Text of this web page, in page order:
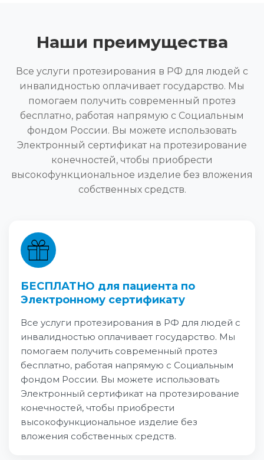
Наши преимущества
Все услуги протезирования в РФ для людей с
инвалидностью оплачивает государство. Мы
помогаем получить современный протез
бесплатно, работая напрямую с Социальным
фондом России. Вы можете использовать
Электронный сертификат на протезирование
конечностей, чтобы приобрести
высокофункциональное изделие без вложения
собственных средств.
БЕСПЛАТНО для пациента по
Электронному сертификату
Все услуги протезирования в РФ для людей с
инвалидностью оплачивает государство. Мы
помогаем получить современный протез
бесплатно, работая напрямую с Социальным
фондом России. Вы можете использовать
Электронный сертификат на протезирование
конечностей, чтобы приобрести
высокофункциональное изделие без
вложения собственных средств.